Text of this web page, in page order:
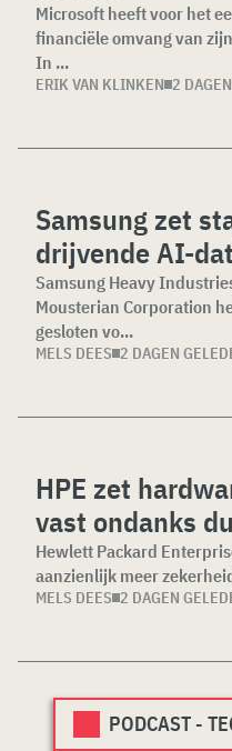
Microsoft heeft voor het
financiële omvang van
In ...
ERIK VAN KLINKEN 2
Samsung zet
drijvende AI-
Samsung Heavy
Mousterian Corporation
gesloten vo...
MELS DEES 2 DAGEN
HPE zet
vast ondanks
Hewlett Packard
aanzienlijk meer
MELS DEES 2 DAGEN
PODCAST -